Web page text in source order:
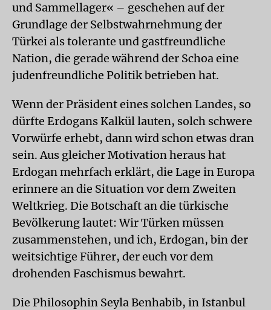
und Sammellager« – geschehen auf der
Grundlage der Selbstwahrnehmung der
Türkei als tolerante und gastfreundliche
Nation, die gerade während der Schoa eine
judenfreundliche Politik betrieben hat.
Wenn der Präsident eines solchen Landes, so
dürfte Erdogans Kalkül lauten, solch schwere
Vorwürfe erhebt, dann wird schon etwas dran
sein. Aus gleicher Motivation heraus hat
Erdogan mehrfach erklärt, die Lage in Europa
erinnere an die Situation vor dem Zweiten
Weltkrieg. Die Botschaft an die türkische
Bevölkerung lautet: Wir Türken müssen
zusammenstehen, und ich, Erdogan, bin der
weitsichtige Führer, der euch vor dem
drohenden Faschismus bewahrt.
Die Philosophin Seyla Benhabib, in Istanbul